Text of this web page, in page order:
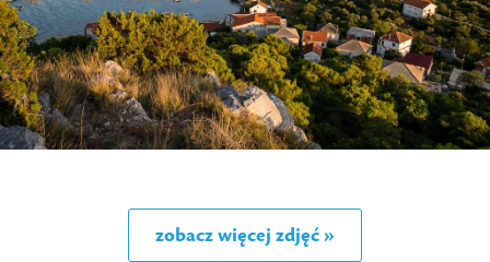
zobacz więcej zdjęć »